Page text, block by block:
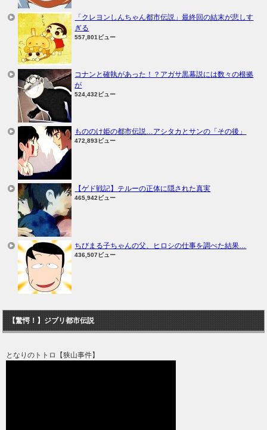
「クレヨンしんちゃん都市伝説」最終回の結末が悲しす
ぎる
557,801ビュー
コナンと確執があった！？アガサ黒幕説には数々の根拠
が
524,432ビュー
もののけ姫の都市伝説…アシタカとサンの「その後」
472,893ビュー
【ゲド戦記】テルーの正体に隠された真実
465,942ビュー
ちびまる子ちゃんの父、ヒロシの仕事を調べた結果…
436,507ビュー
【驚愕！】ジブリ都市伝説
となりのトトロ【狭山事件】